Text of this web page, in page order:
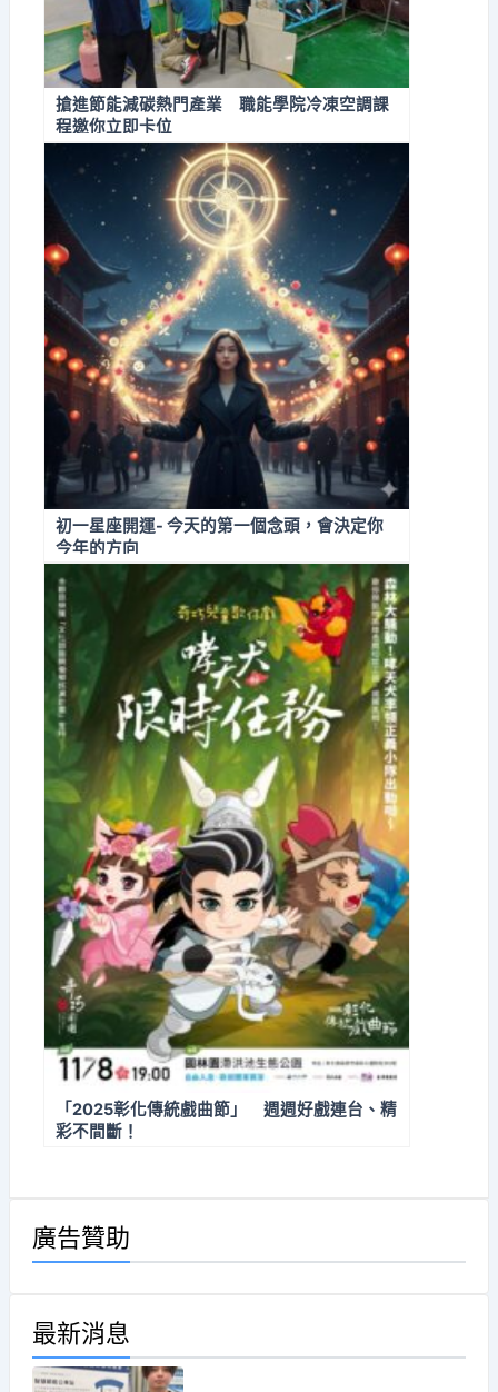
搶進節能減碳熱門產業 職能學院冷凍空調課
程邀你立即卡位
初一星座開運- 今天的第一個念頭，會決定你
今年的方向
「2025彰化傳統戲曲節」 週週好戲連台、精
彩不間斷！
廣告贊助
最新消息